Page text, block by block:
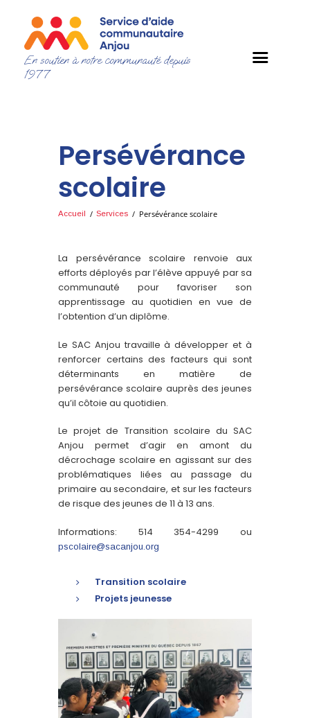
En soutien à notre communauté depuis
1977
Persévérance
scolaire
Accueil Services Persévérance scolaire
La persévérance scolaire renvoie aux
efforts déployés par l’élève appuyé par sa
communauté pour favoriser son
apprentissage au quotidien en vue de
l’obtention d’un diplôme.
Le SAC Anjou travaille à développer et à
renforcer certains des facteurs qui sont
déterminants en matière de
persévérance scolaire auprès des jeunes
qu’il côtoie au quotidien.
Le projet de Transition scolaire du SAC
Anjou permet d’agir en amont du
décrochage scolaire en agissant sur des
problématiques liées au passage du
primaire au secondaire, et sur les facteurs
de risque des jeunes de 11 à 13 ans.
Informations: 514 354-4299 ou
pscolaire@sacanjou.org
Transition scolaire
Projets jeunesse